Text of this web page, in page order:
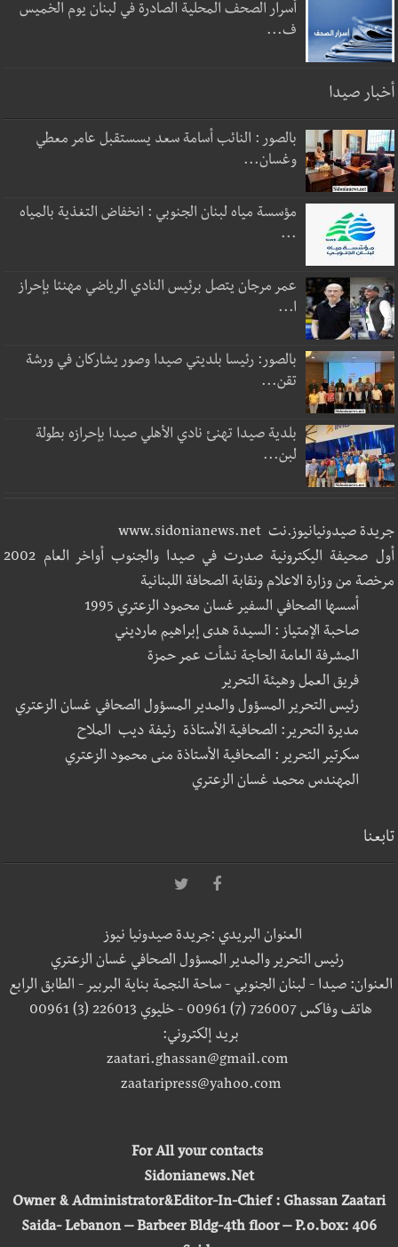
أسرار الصحف المحلية الصادرة في لبنان يوم الخميس
ف...
أخبار صيدا
بالصور : النائب أسامة سعد يسستقبل عامر معطي
وغسان...
مؤسسة مياه لبنان الجنوبي : انخفاض التغذية بالمياه
...
عمر مرجان يتصل برئيس النادي الرياضي مهنئا بإحراز
ا...
بالصور: رئيسا بلديتي صيدا وصور يشاركان في ورشة
تقن...
بلدية صيدا تهنئ نادي الأهلي صيدا بإحرازه بطولة
لبن...
جريدة صيدونيانيوز.نت www.sidonianews.net
أول صحيفة اليكترونية صدرت في صيدا والجنوب أواخر العام 2002
مرخصة من وزارة الاعلام ونقابة الصحافة اللبنانية
أسسها الصحافي السفير غسان محمود الزعتري 1995
صاحبة الإمتياز : السيدة هدى إبراهيم مارديني
المشرفة العامة الحاجة نشأت عمر حمزة
فريق العمل وهيئة التحرير
رئيس التحرير المسؤول والمدير المسؤول الصحافي غسان الزعتري
مديرة التحرير: الصحافية الأستاذة رئيفة ديب الملاح
سكرتير التحرير : الصحافية الأستاذة منى محمود الزعتري
المهندس محمد غسان الزعتري
تابعنا
العنوان البريدي :جريدة صيدونيا نيوز
رئيس التحرير والمدير المسؤول الصحافي غسان الزعتري
العنوان: صيدا - لبنان الجنوبي - ساحة النجمة بناية البربير - الطابق الرابع
هاتف وفاكس 726007 (7) 00961 - خليوي 226013 (3) 00961
بريد إلكتروني:
zaatari.ghassan@gmail.com
zaataripress@yahoo.com
For All your contacts
Sidonianews.Net
Owner & Administrator&Editor-In-Chief : Ghassan Zaatari
Saida- Lebanon – Barbeer Bldg-4th floor – P.o.box: 406